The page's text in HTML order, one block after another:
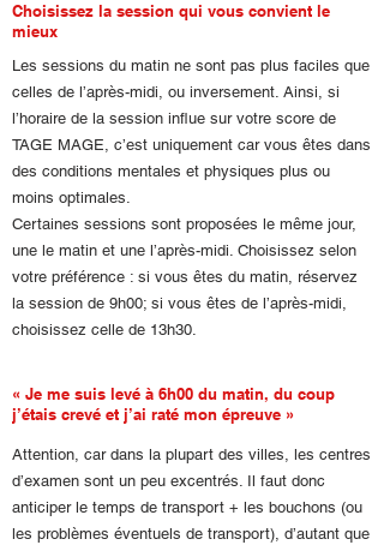
Choisissez la session qui vous convient le
mieux
Les sessions du matin ne sont pas plus faciles que
celles de l’après-midi, ou inversement. Ainsi, si
l’horaire de la session influe sur votre score de
TAGE MAGE, c’est uniquement car vous êtes dans
des conditions mentales et physiques plus ou
moins optimales.
Certaines sessions sont proposées le même jour,
une le matin et une l’après-midi. Choisissez selon
votre préférence : si vous êtes du matin, réservez
la session de 9h00; si vous êtes de l’après-midi,
choisissez celle de 13h30.
« Je me suis levé à 6h00 du matin, du coup
j’étais crevé et j’ai raté mon épreuve »
Attention, car dans la plupart des villes, les centres
d’examen sont un peu excentrés. Il faut donc
anticiper le temps de transport + les bouchons (ou
les problèmes éventuels de transport), d’autant que